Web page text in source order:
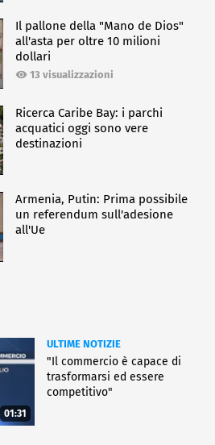
Il pallone della "Mano de Dios"
all'asta per oltre 10 milioni
dollari
13 visualizzazioni
Ricerca Caribe Bay: i parchi
acquatici oggi sono vere
destinazioni
Armenia, Putin: Prima possibile
un referendum sull'adesione
all'Ue
01:31
ULTIME NOTIZIE
"Il commercio è capace di
trasformarsi ed essere
competitivo"